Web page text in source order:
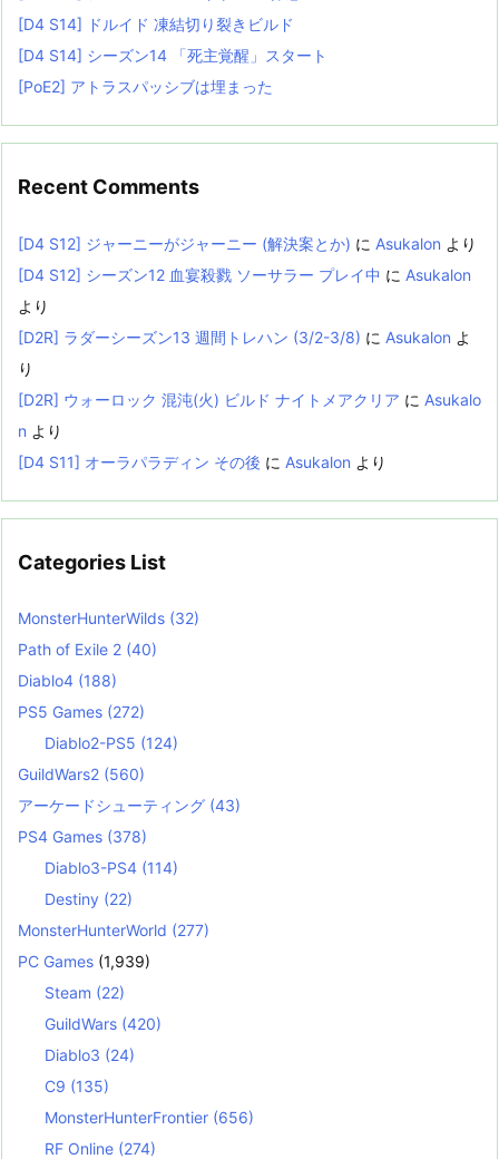
[D4 S14] ドルイド 凍結切り裂きビルド
[D4 S14] シーズン14 「死主覚醒」スタート
[PoE2] アトラスパッシブは埋まった
Recent Comments
[D4 S12] ジャーニーがジャーニー (解決案とか) に Asukalon より
[D4 S12] シーズン12 血宴殺戮 ソーサラー プレイ中 に Asukalon
より
[D2R] ラダーシーズン13 週間トレハン (3/2-3/8) に Asukalon よ
り
[D2R] ウォーロック 混沌(火) ビルド ナイトメアクリア に Asukalo
n より
[D4 S11] オーラパラディン その後 に Asukalon より
Categories List
MonsterHunterWilds (32)
Path of Exile 2 (40)
Diablo4 (188)
PS5 Games (272)
Diablo2-PS5 (124)
GuildWars2 (560)
アーケードシューティング (43)
PS4 Games (378)
Diablo3-PS4 (114)
Destiny (22)
MonsterHunterWorld (277)
PC Games (1,939)
Steam (22)
GuildWars (420)
Diablo3 (24)
C9 (135)
MonsterHunterFrontier (656)
RF Online (274)